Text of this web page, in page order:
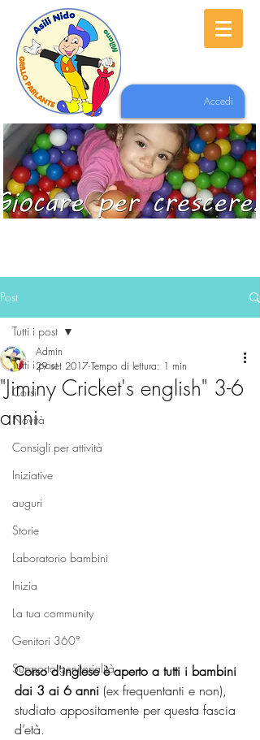
Accedi
Post
Tutti i post
Corsi
Novità
Consigli per attività
Iniziative
auguri
Storie
Laboratorio bambini
Inizia
La tua community
Genitori 360°
Supporto genitorialità
Tutti i post
"Jiminy Cricket's english" 3-6
anni
Admin
29 set 2017 Tempo di lettura: 1 min
Corso d'inglese è aperto a tutti i bambini
dai 3 ai 6 anni (ex frequentanti e non),
studiato appositamente per questa fascia
d’età.